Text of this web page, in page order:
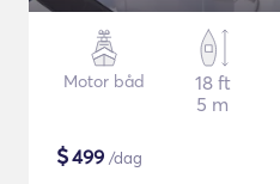
Motor båd
18 ft
5 m
$499 /dag